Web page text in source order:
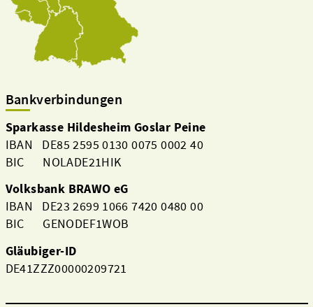
Bankverbindungen
Sparkasse Hildesheim Goslar Peine
IBAN DE85 2595 0130 0075 0002 40
BIC NOLADE21HIK
Volksbank BRAWO eG
IBAN DE23 2699 1066 7420 0480 00
BIC GENODEF1WOB
Gläubiger-ID
DE41ZZZ00000209721